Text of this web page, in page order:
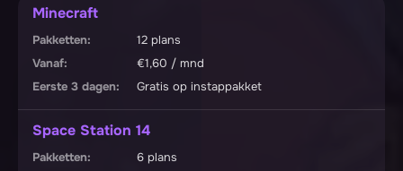
Minecraft
12 plans
€1,60 / mnd
Gratis op instappakket
Space Station 14
6 plans